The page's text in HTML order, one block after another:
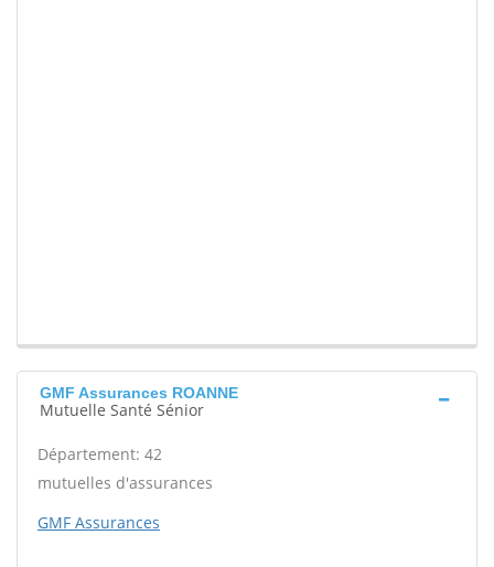
GMF Assurances ROANNE
Mutuelle Santé Sénior
Département: 42
mutuelles d'assurances
GMF Assurances